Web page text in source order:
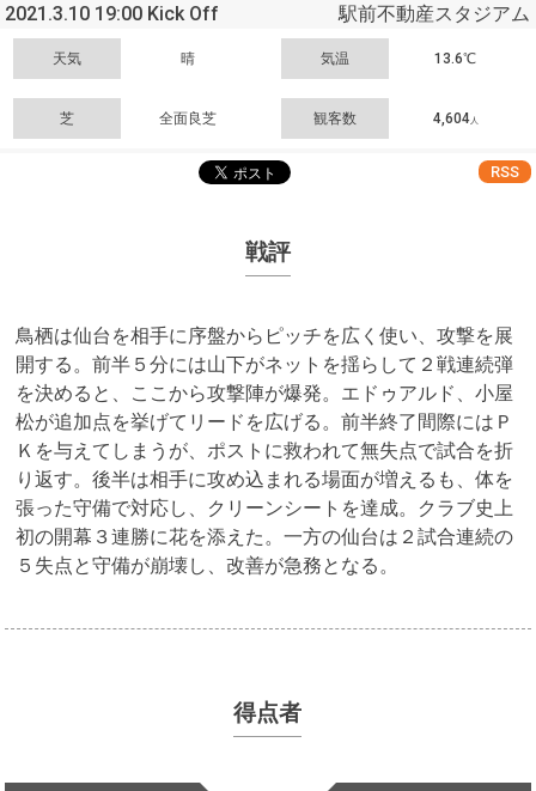
2021.3.10 19:00 Kick Off 駅前不動産スタジアム
天気 晴 気温 13.6℃
芝 全面良芝 観客数 4,604人
RSS
戦評
鳥栖は仙台を相手に序盤からピッチを広く使い、攻撃を展
開する。前半５分には山下がネットを揺らして２戦連続弾
を決めると、ここから攻撃陣が爆発。エドゥアルド、小屋
松が追加点を挙げてリードを広げる。前半終了間際にはＰ
Ｋを与えてしまうが、ポストに救われて無失点で試合を折
り返す。後半は相手に攻め込まれる場面が増えるも、体を
張った守備で対応し、クリーンシートを達成。クラブ史上
初の開幕３連勝に花を添えた。一方の仙台は２試合連続の
５失点と守備が崩壊し、改善が急務となる。
得点者